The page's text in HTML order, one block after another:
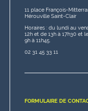
11 place François-
Hérouville Saint-Clair
Horaires : du lundi au
12h et de 13h à 17h30 et
9h à 11h45.
02 31 45 33 11
FORMULAIRE DE